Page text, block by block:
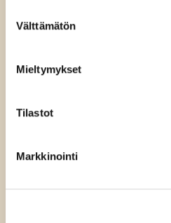
valinta
Välttämätön
Mieltymykset
Tilastot
Markkinointi
demokratiaa